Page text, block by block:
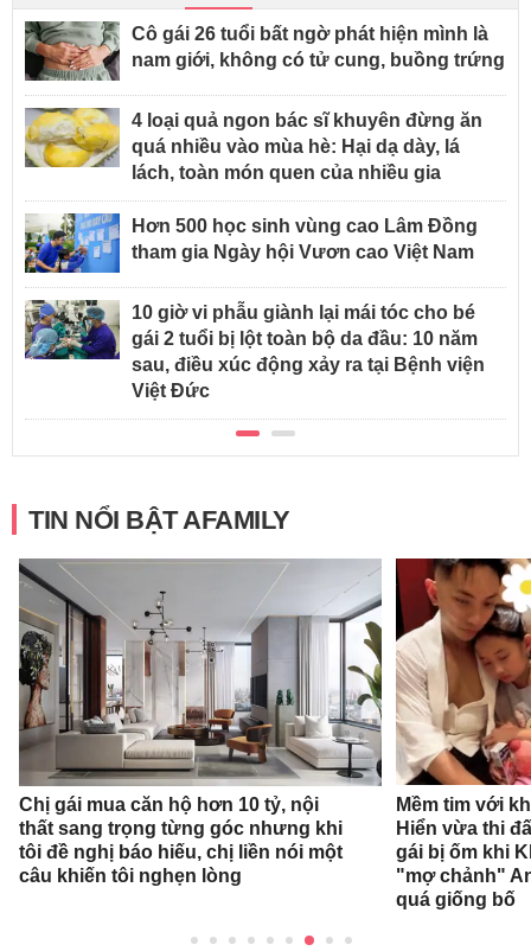
Cô gái 26 tuổi bất ngờ phát hiện mình là
nam giới, không có tử cung, buồng trứng
4 loại quả ngon bác sĩ khuyên đừng ăn
quá nhiều vào mùa hè: Hại dạ dày, lá
lách, toàn món quen của nhiều gia
Hơn 500 học sinh vùng cao Lâm Đồng
tham gia Ngày hội Vươn cao Việt Nam
10 giờ vi phẫu giành lại mái tóc cho bé
gái 2 tuổi bị lột toàn bộ da đầu: 10 năm
sau, điều xúc động xảy ra tại Bệnh viện
Việt Đức
TIN NỔI BẬT AFAMILY
Chị gái mua căn hộ hơn 10 tỷ, nội
thất sang trọng từng góc nhưng khi
tôi đề nghị báo hiếu, chị liền nói một
câu khiến tôi nghẹn lòng
Mềm tim với
Hiển vừa thi
gái bị ốm khi
"mợ chảnh"
quá giống bố